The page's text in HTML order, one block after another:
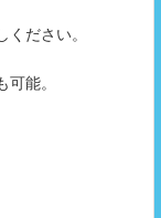
ださい。
能。